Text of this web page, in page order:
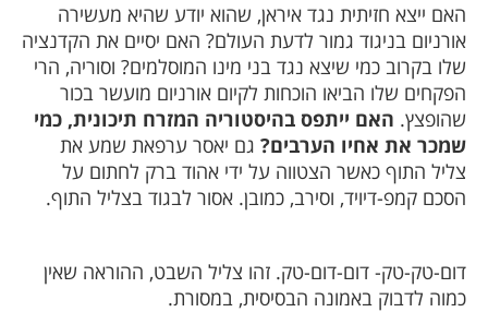
האם ייצא חזיתית נגד איראן, שהוא יודע שהיא מעשירה
אורניום בניגוד גמור לדעת העולם? האם יסיים את הקדנציה
שלו בקרוב כמי שיצא נגד בני מינו המוסלמים? וסוריה, הרי
הפקחים שלו הביאו הוכחות לקיום אורניום מועשר בכור
שהופצץ. האם ייתפס בהיסטוריה המזרח תיכונית, כמי
שמכר את אחיו הערבים? גם יאסר ערפאת שמע את
צליל התוף כאשר הצטווה על ידי אהוד ברק לחתום על
הסכם קמפ-דיויד, וסירב, כמובן. אסור לבגוד בצליל התוף.
דום-טק-טק- דום-דום-טק. זהו צליל השבט, ההוראה שאין
כמוה לדבוק באמונה הבסיסית, במסורת.